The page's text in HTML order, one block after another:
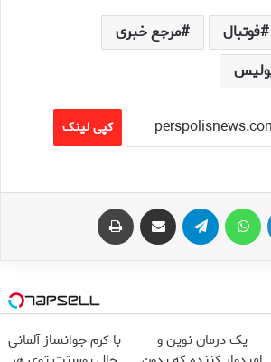
فوتبال
مرجع خبری
کپی لینک
لینکدین تلگرام اشتراک گذاری از طریق ایمیل
یک درمان نوین و
با کرم جوانساز آلمانی